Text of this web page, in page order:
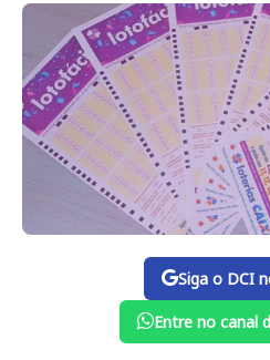
Siga o DCI
Entre no canal